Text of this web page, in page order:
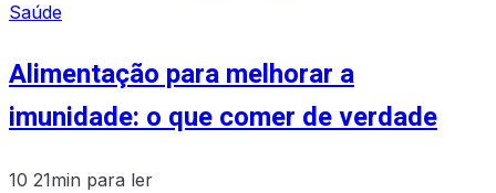
Saúde
Alimentação para melhorar a
imunidade: o que comer de verdade
10 21min para ler